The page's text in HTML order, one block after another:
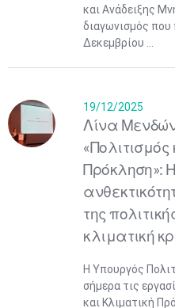
και Ανάδειξης
διαγωνισμός
Δεκεμβρίου ...
19/12/2025
Λίνα
Πρόκληση»:
της
κλιματική
Η Υπουργός
σήμερα τις
και Κλιματική